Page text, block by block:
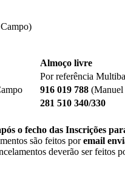
Almoço livre
Por referência
916 019 788 (Manuel
281 510 340/330
o fecho das Inscrições
são feitos poremail
deverão ser feitos